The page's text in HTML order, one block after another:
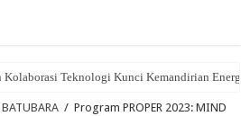
Kolaborasi Teknologi Kunci Kemandirian
/ Program PROPER 2023: MIND